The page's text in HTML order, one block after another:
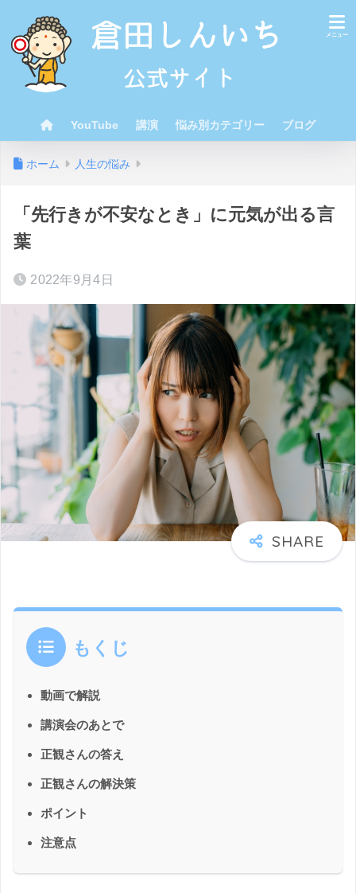
YouTube 講演 悩み別カテゴリー ブログ
ホーム 人生の悩み
「先行きが不安なとき」に元気が出る言
葉
2022年9月4日
もくじ
動画で解説
講演会のあとで
正観さんの答え
正観さんの解決策
ポイント
注意点